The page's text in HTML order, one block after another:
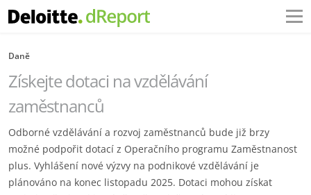
Daně
Získejte dotaci na vzdělávání
zaměstnanců
Odborné vzdělávání a rozvoj zaměstnanců bude již brzy
možné podpořit dotací z Operačního programu ‎Zaměstnanost
plus. Vyhlášení nové výzvy na podnikové vzdělávání je
plánováno na konec listopadu 2025. ‎Dotaci mohou získat